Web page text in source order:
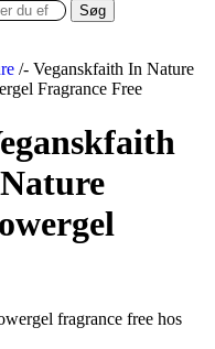
Søg
/- Veganskfaith In Nature
Fragrance Free
fragrance free hos